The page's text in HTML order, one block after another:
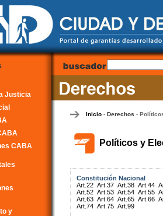
Justicia
CABA
y
Inicio- Derechos -
Políticos y
Constitución Nacional
Art.22 Art.37 Art.38 Art.44
Art.52 Art.53 Art.54 Art.55
Art.63 Art.64 Art.65 Art.66
Art.74 Art.75 Art.99